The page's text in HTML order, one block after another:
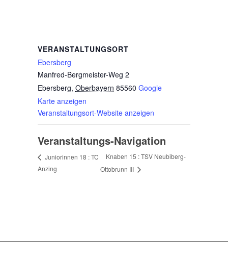
VERANSTALTUNGSORT
Ebersberg
Manfred-Bergmeister-Weg 2
Ebersberg, Oberbayern 85560 Google
Karte anzeigen
Veranstaltungsort-Website anzeigen
Veranstaltungs-Navigation
Juniorinnen 18 : TC
Anzing
Knaben 15 : TSV Neubiberg-
Ottobrunn III